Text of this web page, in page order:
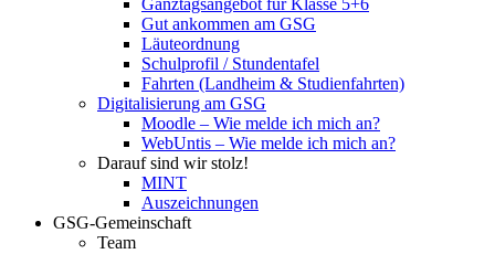
Ganztagsangebot für Klasse 5+6
Gut ankommen am GSG
Läuteordnung
Schulprofil / Stundentafel
Fahrten (Landheim & Studienfahrten)
Digitalisierung am GSG
Moodle – Wie melde ich mich an?
WebUntis – Wie melde ich mich an?
Darauf sind wir stolz!
MINT
Auszeichnungen
GSG-Gemeinschaft
Team